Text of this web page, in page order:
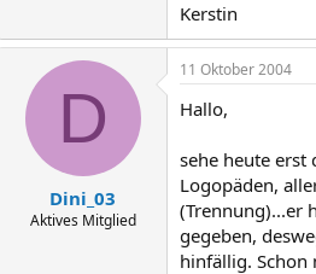
Kerstin
D
Dini_03
Aktives Mitglied
11 Oktober 2004
Hallo,
sehe heute erst
Logopäden,
(Trennung)...er
gegeben,
hinfällig. Schon